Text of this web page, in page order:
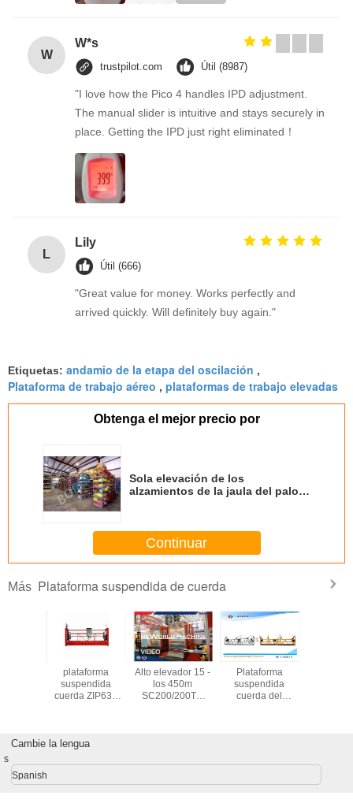
W
W*s
trustpilot.com Útil (8987)
"I love how the Pico 4 handles IPD adjustment.
The manual slider is intuitive and stays securely in
place. Getting the IPD just right eliminated！
L
Lily
Útil (666)
"Great value for money. Works perfectly and
arrived quickly. Will definitely buy again."
Etiquetas: andamio de la etapa del oscilación ,
Plataforma de trabajo aéreo , plataformas de trabajo elevadas
Obtenga el mejor precio por
Sola elevación de los
alzamientos de la jaula del palo
del constructor
Continuar
Más Plataforma suspendida de cuerda
plataforma
suspendida
cuerda ZIP630
Alto elevador 15 -
los 450m
SC200/200TD
Plataforma
suspendida
cuerda del
Cambie la lengua
s
Spanish